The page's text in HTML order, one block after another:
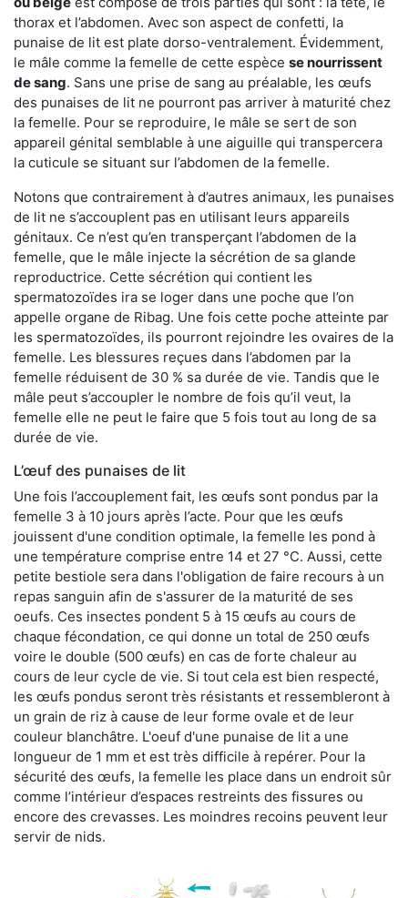
thorax et l’abdomen. Avec son aspect de confetti, la
punaise de lit est plate dorso-ventralement. Évidemment,
le mâle comme la femelle de cette espèce se nourrissent
de sang. Sans une prise de sang au préalable, les œufs
des punaises de lit ne pourront pas arriver à maturité chez
la femelle. Pour se reproduire, le mâle se sert de son
appareil génital semblable à une aiguille qui transpercera
la cuticule se situant sur l’abdomen de la femelle.
Notons que contrairement à d’autres animaux, les punaises
de lit ne s’accouplent pas en utilisant leurs appareils
génitaux. Ce n’est qu’en transperçant l’abdomen de la
femelle, que le mâle injecte la sécrétion de sa glande
reproductrice. Cette sécrétion qui contient les
spermatozoïdes ira se loger dans une poche que l’on
appelle organe de Ribag. Une fois cette poche atteinte par
les spermatozoïdes, ils pourront rejoindre les ovaires de la
femelle. Les blessures reçues dans l’abdomen par la
femelle réduisent de 30 % sa durée de vie. Tandis que le
mâle peut s’accoupler le nombre de fois qu’il veut, la
femelle elle ne peut le faire que 5 fois tout au long de sa
durée de vie.
L’œuf des punaises de lit
Une fois l’accouplement fait, les œufs sont pondus par la
femelle 3 à 10 jours après l’acte. Pour que les œufs
jouissent d'une condition optimale, la femelle les pond à
une température comprise entre 14 et 27 °C. Aussi, cette
petite bestiole sera dans l'obligation de faire recours à un
repas sanguin afin de s'assurer de la maturité de ses
oeufs. Ces insectes pondent 5 à 15 œufs au cours de
chaque fécondation, ce qui donne un total de 250 œufs
voire le double (500 œufs) en cas de forte chaleur au
cours de leur cycle de vie. Si tout cela est bien respecté,
les œufs pondus seront très résistants et ressembleront à
un grain de riz à cause de leur forme ovale et de leur
couleur blanchâtre. L'oeuf d'une punaise de lit a une
longueur de 1 mm et est très difficile à repérer. Pour la
sécurité des œufs, la femelle les place dans un endroit sûr
comme l’intérieur d’espaces restreints des fissures ou
encore des crevasses. Les moindres recoins peuvent leur
servir de nids.